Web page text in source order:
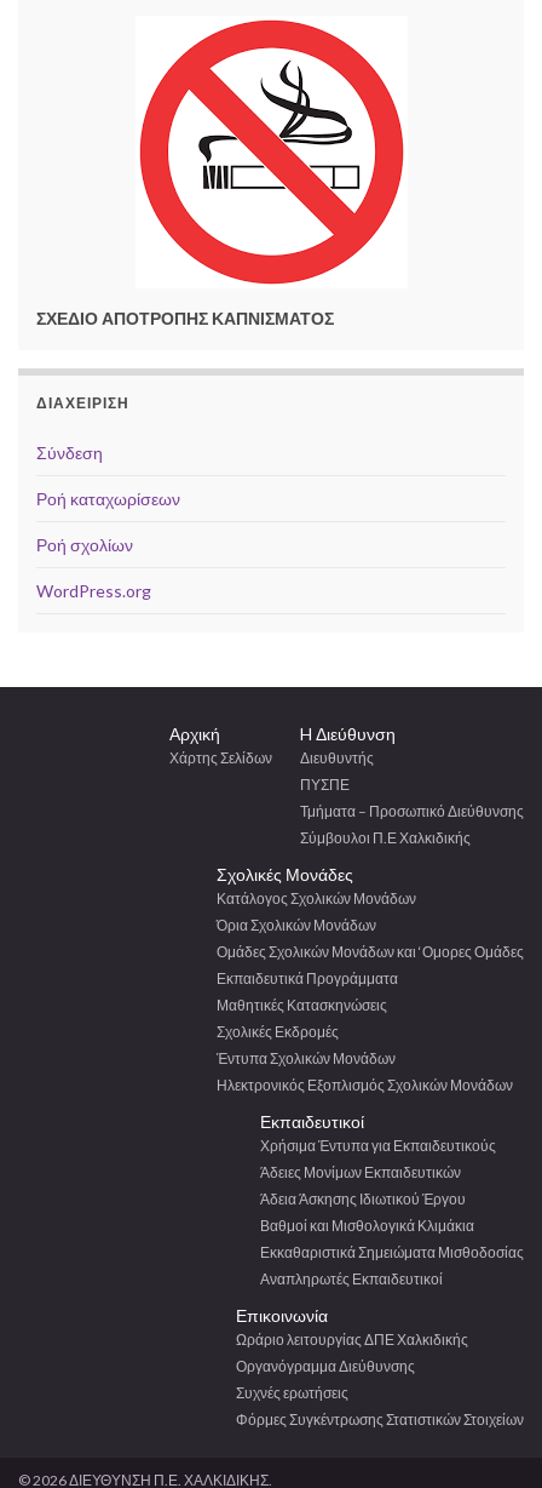
ΣΧΕΔΙΟ ΑΠΟΤΡΟΠΗΣ ΚΑΠΝΙΣΜΑΤΟΣ
ΔΙΑΧΕΊΡΙΣΗ
Σύνδεση
Ροή καταχωρίσεων
Ροή σχολίων
WordPress.org
Αρχική
Χάρτης Σελίδων
H Διεύθυνση
Διευθυντής
ΠΥΣΠΕ
Τμήματα – Προσωπικό Διεύθυνσης
Σύμβουλοι Π.Ε Χαλκιδικής
Σχολικές Μονάδες
Κατάλογος Σχολικών Μονάδων
Όρια Σχολικών Μονάδων
Ομάδες Σχολικών Μονάδων και ‘Ομορες Ομάδες
Εκπαιδευτικά Προγράμματα
Μαθητικές Κατασκηνώσεις
Σχολικές Εκδρομές
Έντυπα Σχολικών Μονάδων
Ηλεκτρονικός Εξοπλισμός Σχολικών Μονάδων
Εκπαιδευτικοί
Χρήσιμα Έντυπα για Εκπαιδευτικούς
Άδειες Μονίμων Εκπαιδευτικών
Άδεια Άσκησης Ιδιωτικού Έργου
Βαθμοί και Μισθολογικά Κλιμάκια
Εκκαθαριστικά Σημειώματα Μισθοδοσίας
Αναπληρωτές Εκπαιδευτικοί
Επικοινωνία
Ωράριο λειτουργίας ΔΠΕ Χαλκιδικής
Οργανόγραμμα Διεύθυνσης
Συχνές ερωτήσεις
Φόρμες Συγκέντρωσης Στατιστικών Στοιχείων
© 2026 ΔΙΕΥΘΥΝΣΗ Π.Ε. ΧΑΛΚΙΔΙΚΗΣ.